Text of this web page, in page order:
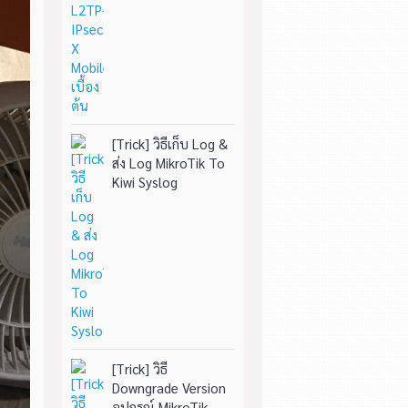
[Trick] วิธีเก็บ Log &
ส่ง Log MikroTik To
Kiwi Syslog
[Trick] วิธี
Downgrade Version